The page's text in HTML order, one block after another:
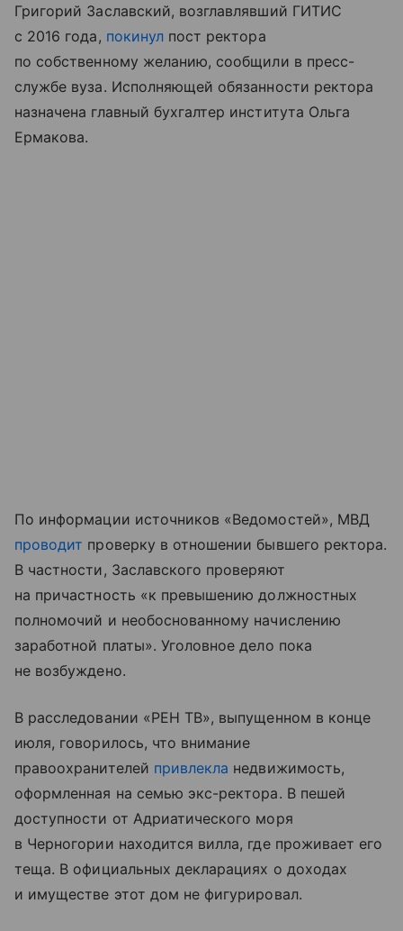
Григорий Заславский, возглавлявший ГИТИС
с 2016 года, покинулпост ректора
по собственному желанию, сообщили в пресс-
службе вуза. Исполняющей обязанности ректора
назначена главный бухгалтер института Ольга
Ермакова.
По информации источников «Ведомостей», МВД
проводит проверку в отношении бывшего ректора.
В частности, Заславского проверяют
на причастность «к превышению должностных
полномочий и необоснованному начислению
заработной платы». Уголовное дело пока
не возбуждено.
В расследовании «РЕН ТВ», выпущенном в конце
июля, говорилось, что внимание
правоохранителей привлекла недвижимость,
оформленная на семью экс-ректора. В пешей
доступности от Адриатического моря
в Черногории находится вилла, где проживает его
теща. В официальных декларациях о доходах
и имуществе этот дом не фигурировал.